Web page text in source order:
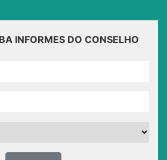
INFORMES DO CONSELHO